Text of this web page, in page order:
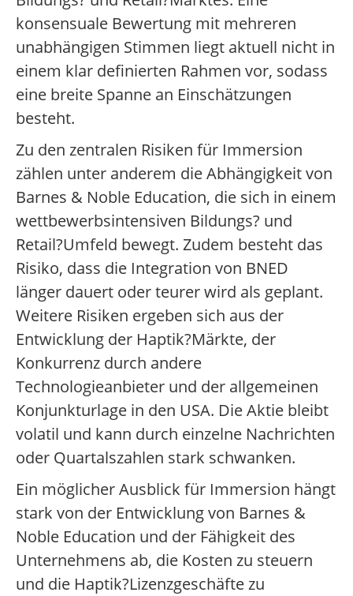
konsensuale Bewertung mit mehreren
unabhängigen Stimmen liegt aktuell nicht in
einem klar definierten Rahmen vor, sodass
eine breite Spanne an Einschätzungen
besteht.
Zu den zentralen Risiken für Immersion
zählen unter anderem die Abhängigkeit von
Barnes & Noble Education, die sich in einem
wettbewerbsintensiven Bildungs? und
Retail?Umfeld bewegt. Zudem besteht das
Risiko, dass die Integration von BNED
länger dauert oder teurer wird als geplant.
Weitere Risiken ergeben sich aus der
Entwicklung der Haptik?Märkte, der
Konkurrenz durch andere
Technologieanbieter und der allgemeinen
Konjunkturlage in den USA. Die Aktie bleibt
volatil und kann durch einzelne Nachrichten
oder Quartalszahlen stark schwanken.
Ein möglicher Ausblick für Immersion hängt
stark von der Entwicklung von Barnes &
Noble Education und der Fähigkeit des
Unternehmens ab, die Kosten zu steuern
und die Haptik?Lizenzgeschäfte zu